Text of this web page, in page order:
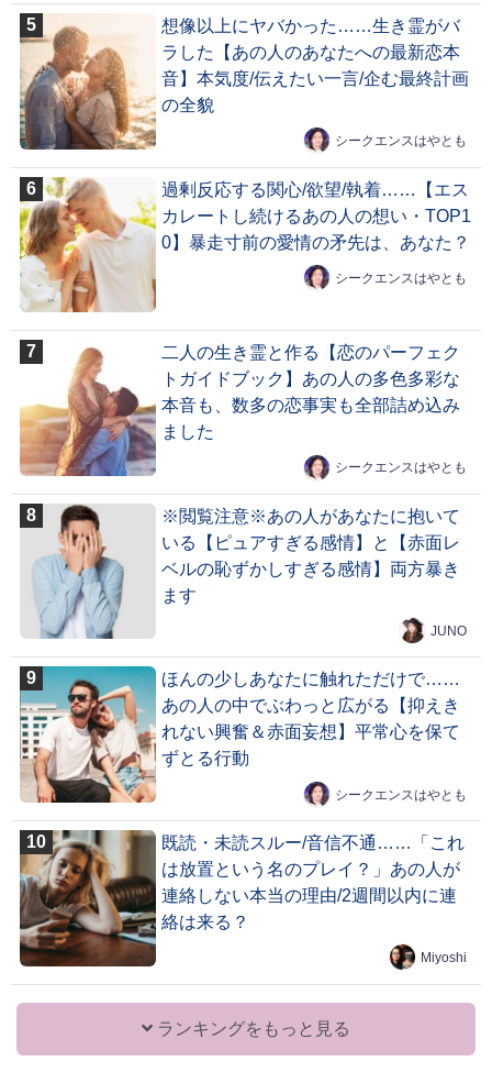
想像以上にヤバかった……生き霊がバ
ラした【あの人のあなたへの最新恋本
音】本気度/伝えたい一言/企む最終計画
の全貌
シークエンスはやとも
過剰反応する関心/欲望/執着……【エス
カレートし続けるあの人の想い・TOP1
0】暴走寸前の愛情の矛先は、あなた？
シークエンスはやとも
二人の生き霊と作る【恋のパーフェク
トガイドブック】あの人の多色多彩な
本音も、数多の恋事実も全部詰め込み
ました
シークエンスはやとも
※閲覧注意※あの人があなたに抱いて
いる【ピュアすぎる感情】と【赤面レ
ベルの恥ずかしすぎる感情】両方暴き
ます
JUNO
ほんの少しあなたに触れただけで……
あの人の中でぶわっと広がる【抑えき
れない興奮＆赤面妄想】平常心を保て
ずとる行動
シークエンスはやとも
既読・未読スルー/音信不通……「これ
は放置という名のプレイ？」あの人が
連絡しない本当の理由/2週間以内に連
絡は来る？
Miyoshi
ランキングをもっと見る